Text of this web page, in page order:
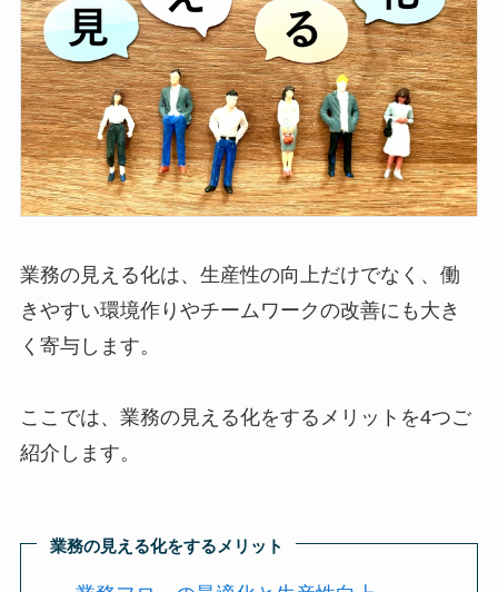
業務の見える化は、生産性の向上だけでなく、働
きやすい環境作りやチームワークの改善にも大き
く寄与します。
ここでは、業務の見える化をするメリットを4つご
紹介します。
業務の見える化をするメリット